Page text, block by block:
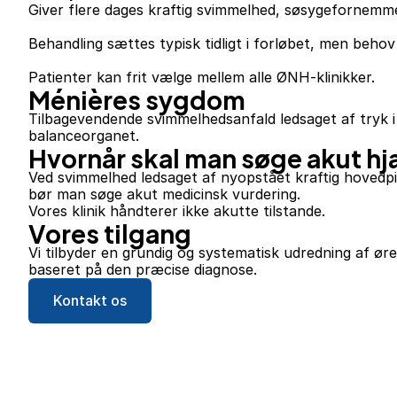
Giver flere dages kraftig svimmelhed,
Behandling sættes typisk tidligt i forløbet, men
Patienter kan frit vælge mellem alle ØNH-klinikker.
Ménières sygdom
Tilbagevendende svimmelhedsanfald ledsaget af
balanceorganet.
Hvornår skal man søge akut
Ved svimmelhed ledsaget af nyopstået kraftig
bør man søge akut medicinsk vurdering.
Vores klinik håndterer ikke akutte tilstande.
Vores tilgang
Vi tilbyder en grundig og systematisk udredning af
baseret på den præcise diagnose.
Kontakt os